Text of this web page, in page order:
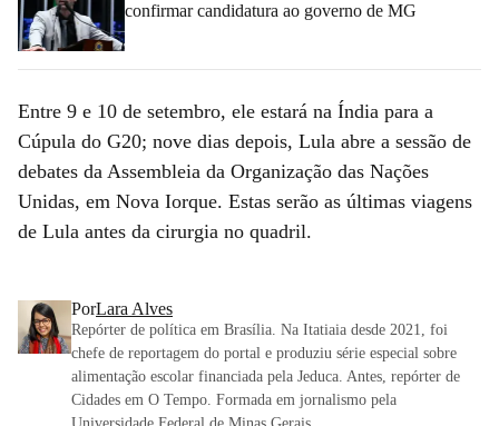
confirmar candidatura ao governo de MG
Entre 9 e 10 de setembro, ele estará na Índia para a
Cúpula do G20; nove dias depois, Lula abre a sessão de
debates da Assembleia da Organização das Nações
Unidas, em Nova Iorque. Estas serão as últimas viagens
de Lula antes da cirurgia no quadril.
PorLara Alves
Repórter de política em Brasília. Na Itatiaia desde 2021, foi
chefe de reportagem do portal e produziu série especial sobre
alimentação escolar financiada pela Jeduca. Antes, repórter de
Cidades em O Tempo. Formada em jornalismo pela